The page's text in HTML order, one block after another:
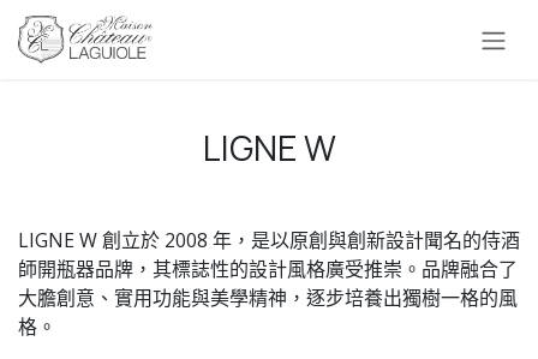
跳至內容
LIGNE W
LIGNE W 創立於 2008 年，是以原創與創新設計聞名的侍酒
師開瓶器品牌，其標誌性的設計風格廣受推崇。品牌融合了
大膽創意、實用功能與美學精神，逐步培養出獨樹一格的風
格。